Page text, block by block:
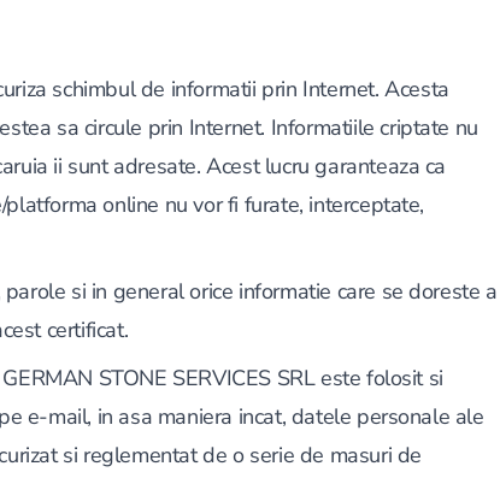
schimbul de informatii prin Internet. Acesta
sa circule prin Internet. Informatiile criptate nu
ii sunt adresate. Acest lucru garanteaza ca
online nu vor fi furate, interceptate,
si in general orice informatie care se doreste a
certificat.
STONE SERVICES SRL este folosit si
e-mail, in asa maniera incat, datele personale ale
si reglementat de o serie de masuri de